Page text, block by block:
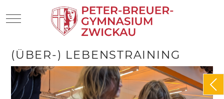
Mobile Menu Toggle
(ÜBER-) LEBENSTRAINING